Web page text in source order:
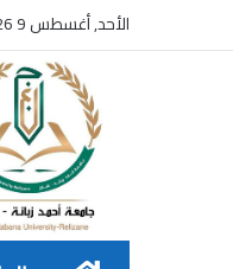
الأحد, أغسطس 9 2026